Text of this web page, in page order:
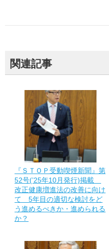
関連記事
『ＳＴＯＰ受動喫煙新聞』第
52号(’25年10月発行)掲載
改正健康増進法の改善に向け
て 5年目の適切な検討をど
う進めるべきか・進められる
か？